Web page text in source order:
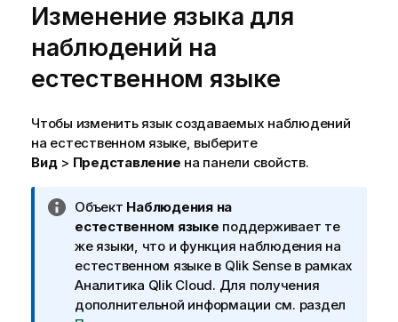
Изменение языка для
наблюдений на
естественном языке
Чтобы изменить язык создаваемых наблюдений
на естественном языке, выберите
Вид> Представление на панели свойств.
П
р
и
м
е
ч
Объект Наблюдения на
естественном языке поддерживает те
же языки, что и функция наблюдения на
естественном языке в Qlik Senseв рамках
Аналитика Qlik Cloud. Для получения
дополнительной информации см. раздел